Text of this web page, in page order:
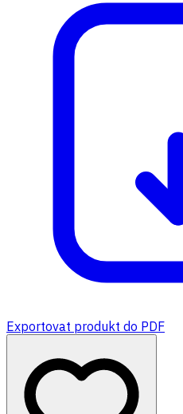
Exportovat produkt do PDF